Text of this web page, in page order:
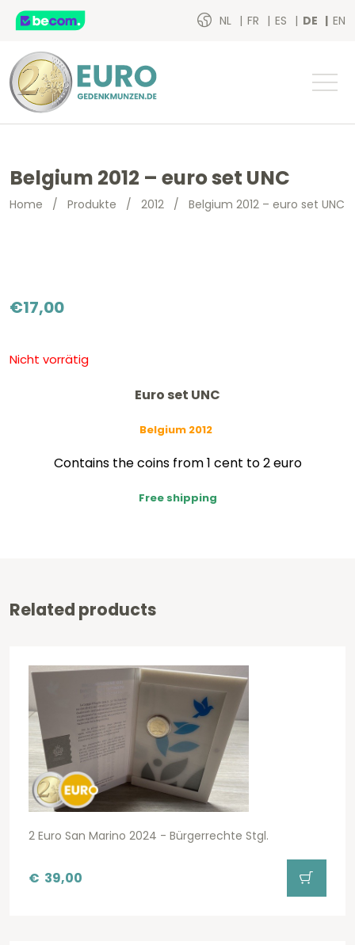
NL FR ES DE EN
Belgium 2012 – euro set UNC
Home / Produkte / 2012 / Belgium 2012 – euro set UNC
€17,00
Nicht vorrätig
Euro set UNC
Belgium 2012
Contains the coins from 1 cent to 2 euro
Free shipping
Related products
2 Euro San Marino 2024 - Bürgerrechte Stgl.
€ 39,00